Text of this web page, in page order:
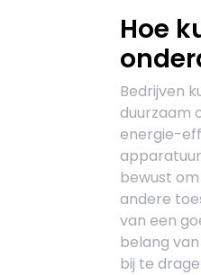
Hoe
Bedrijven
duurzaam
energie-
bewust
andere
van een
belang
bij te